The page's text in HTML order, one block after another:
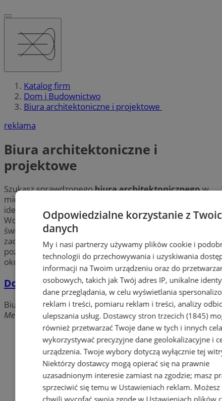
Katalog firm
Dom i Budownictwo
Biura architektoniczne i projektowe
reklama
Biura architektoniczne i
projektowe
Szukasz sprawdzonegobiura architektonicznegow
mieście Wodzisław? Chcesz zlecić projekt swojego
idealnego domu? Tutaj znajdziesz
biura projektowe
w
Wodzisławiu, które nie tylko profesjonalnie przygotują
świetne
projekty architektoniczne
zaoferują kompleksową obsługę w zakresie uzyskania
pozwolenia na budowę. Sprawdź najlepsze firmy w
okolicy Wodzisławia!
Domino Alpha
Biura architektoniczne i projektowe
Mendego, 44-300 Wodzisław Śląski
Dodaj firmę
Pozostałe firmy w kategorii
reklama
Odpowiedzialne korzystanie z
danych
My i nasi partnerzy używamy plików cookie i
technologii do przechowywania i uzyskiwania
informacji na Twoim urządzeniu oraz do
osobowych, takich jak Twój adres IP, unikalne
dane przeglądania, w celu wyświetlania
reklam i treści, pomiaru reklam i treści, analizy
ulepszania usług. Dostawcy stron trzecich (1845)
również przetwarzać Twoje dane w tych i innych
wykorzystywać precyzyjne dane geolokalizacyjne i
urządzenia. Twoje wybory dotyczą wyłącznie tej
Niektórzy dostawcy mogą opierać się na prawnie
uzasadnionym interesie zamiast na zgodzie; masz
sprzeciwić się temu w Ustawieniach reklam.
chwili wycofać swoją zgodę w Ustawieniach plików